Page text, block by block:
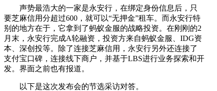
声势最浩大的一家是永安行，在绑定身份信息后，只
要芝麻信用分超过600，就可以“无押金”租车。而永安行特
别的地方在于，它拿到了蚂蚁金服的战略投资。在刚刚的2
月末，永安行完成A轮融资，投资方来自蚂蚁金服、IDG资
本、深创投等。除了连接芝麻信用，永安行另外还连接了
支付宝口碑，连接线下商户，并基于LBS进行业务探索和开
发。界面之前也有报道。
以下是这次发布会的节选采访对答。